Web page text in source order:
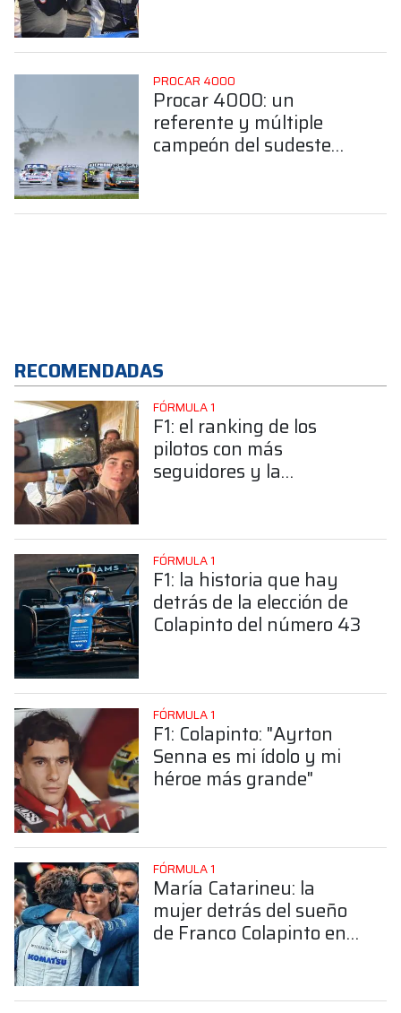
PROCAR 4000
Procar 4000: un
referente y múltiple
campeón del sudeste
RECOMENDADAS
FÓRMULA 1
F1: el ranking de los
pilotos con más
seguidores y la
FÓRMULA 1
F1: la historia que hay
detrás de la elección de
Colapinto del número 43
FÓRMULA 1
F1: Colapinto: "Ayrton
Senna es mi ídolo y mi
héroe más grande"
FÓRMULA 1
María Catarineu: la
mujer detrás del sueño
de Franco Colapinto en